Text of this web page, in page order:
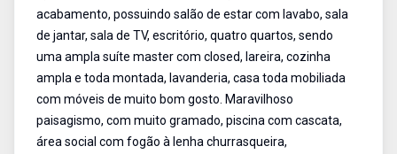
acabamento, possuindo salão de estar com lavabo, sala
de jantar, sala de TV, escritório, quatro quartos, sendo
uma ampla suíte master com closed, lareira, cozinha
ampla e toda montada, lavanderia, casa toda mobiliada
com móveis de muito bom gosto. Maravilhoso
paisagismo, com muito gramado, piscina com cascata,
área social com fogão à lenha churrasqueira,